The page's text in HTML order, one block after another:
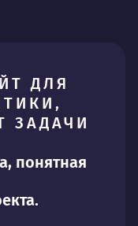
ДЛЯ
ЗАДАЧИ
понятная